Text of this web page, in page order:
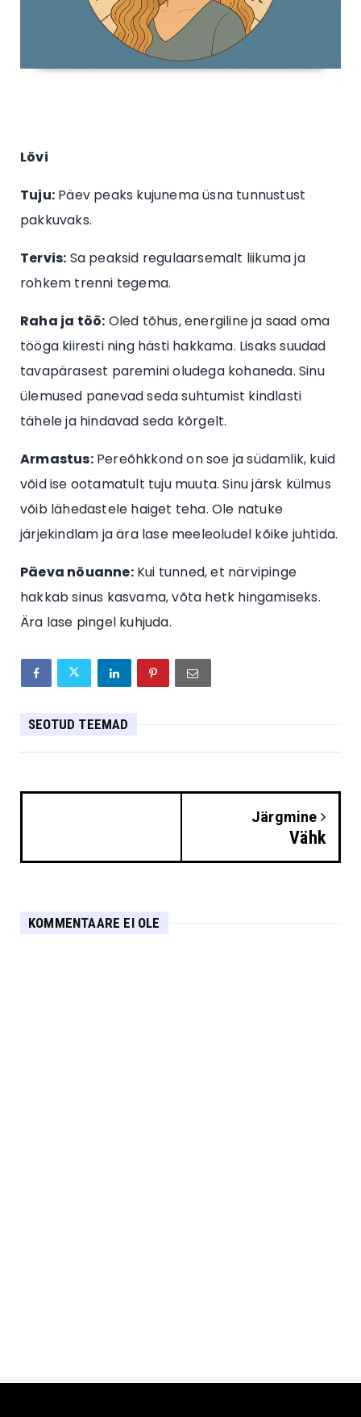
Lõvi
Tuju: Päev peaks kujunema üsna tunnustust
pakkuvaks.
Tervis: Sa peaksid regulaarsemalt liikuma ja
rohkem trenni tegema.
Raha ja töö: Oled tõhus, energiline ja saad oma
tööga kiiresti ning hästi hakkama. Lisaks suudad
tavapärasest paremini oludega kohaneda. Sinu
ülemused panevad seda suhtumist kindlasti
tähele ja hindavad seda kõrgelt.
Armastus:Pereõhkkond on soe ja südamlik, kuid
võid ise ootamatult tuju muuta. Sinu järsk külmus
võib lähedastele haiget teha. Ole natuke
järjekindlam ja ära lase meeleoludel kõike juhtida.
Päeva nõuanne:Kui tunned, et närvipinge
hakkab sinus kasvama, võta hetk hingamiseks.
Ära lase pingel kuhjuda.
SEOTUD TEEMAD
Järgmine
Vähk
KOMMENTAARE EI OLE